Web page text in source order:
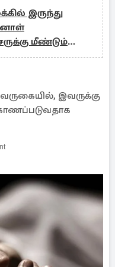
இருந்து
மீண்டும்
இவருக்கு